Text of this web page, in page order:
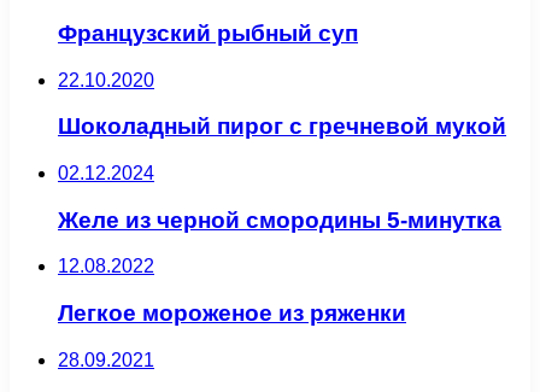
Французский рыбный суп
22.10.2020
Шоколадный пирог с гречневой мукой
02.12.2024
Желе из черной смородины 5-минутка
12.08.2022
Легкое мороженое из ряженки
28.09.2021